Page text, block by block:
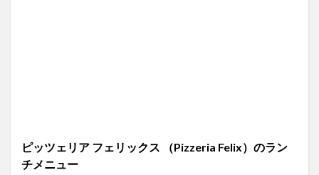
ピッツェリア フェリックス （Pizzeria Felix）のラン
チメニュー